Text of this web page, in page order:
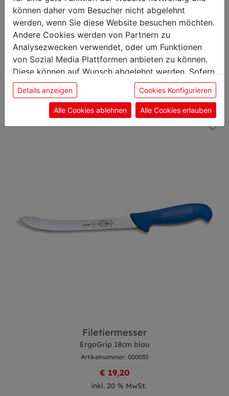
Das könnte Sie auch
interessieren
Filetiermesser
ErgoGrip 18cm blau
Artikelnummer: 000035
€ 19,20
inkl. 20 % MwSt.
können daher vom Besucher nicht abgelehnt
werden, wenn Sie diese Website besuchen möchten.
Andere Cookies werden von Partnern zu
Analysezwecken verwendet, oder um Funktionen
von Sozial Media Plattformen anbieten zu können.
Diese können auf Wunsch abgelehnt werden. Sofern
sie unsere Webseite weiter nutzen, geben Sie
Einwilligung zu unseren Cookies.
Details anzeigen Cookies Konfigurieren
Alle Cookies ablehnen Alle Cookies erlauben